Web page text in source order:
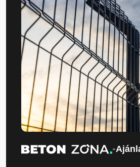
-